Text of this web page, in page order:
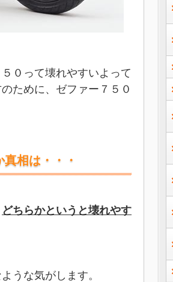
０って壊れやすいよって
ために、ゼファー７５０
相は・・・
どちらかというと壊れやす
うな気がします。